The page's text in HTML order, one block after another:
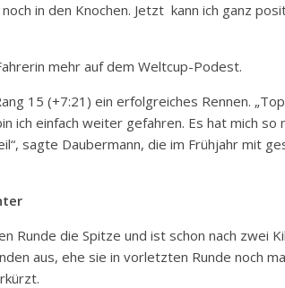
in den Knochen. Jetzt kann ich ganz
mehr auf dem Weltcup-Podest.
15 (+7:21) ein erfolgreiches Rennen.
ich einfach weiter gefahren. Es hat mich
sagte Daubermann, die im Frühjahr mit
Runde die Spitze und ist schon nach zwei
aus, ehe sie in vorletzten Runde noch